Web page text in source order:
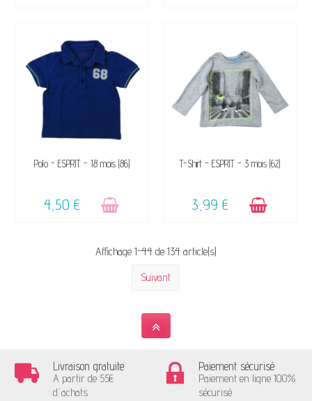
VENDU, VICTIME DE SON
Polo - ESPRIT - 18 mois (86)
4,50 €
DISPONIBLE
T-Shirt - ESPRIT - 3 mois (62)
3,99 €
Affichage 1-44 de 134 article(s)
Suivant
Livraison gratuite
A partir de 55€
d'achats
Paiement sécurisé
Paiement en ligne 100%
sécurisé